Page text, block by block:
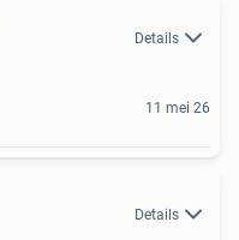
Details
11 mei 26
Details